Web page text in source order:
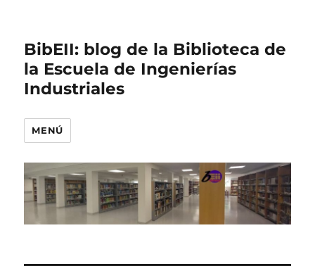
BibEII: blog de la Biblioteca de
la Escuela de Ingenierías
Industriales
MENÚ